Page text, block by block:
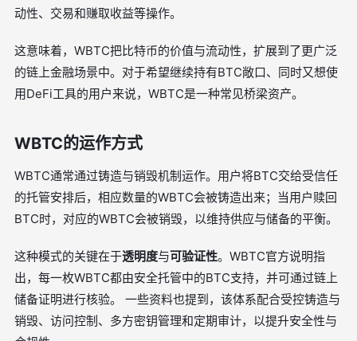
动性、交易和赚取收益等操作。
这意味着，WBTC把比特币的价值与流动性，扩展到了更广泛
的链上金融场景中。对于希望继续持有BTC敞口、同时又想使
用DeFi工具的用户来说，WBTC是一种常见桥梁资产。
WBTC的运作方式
WBTC通常通过铸造与销毁机制运作。用户将BTC交给受信任
的托管安排后，相应数量的WBTC会被铸造出来；当用户赎回
BTC时，对应的WBTC会被销毁，以维持供应与储备的平衡。
这种模式的关键在于透明度与可验证性。WBTC官方说明指
出，每一枚WBTC都由安全托管中的BTC支持，并可通过链上
储备证明进行核验。 一些资料也提到，该体系配合受控铸造与
销毁、访问控制、多方密钥管理和定期审计，以提升安全性与